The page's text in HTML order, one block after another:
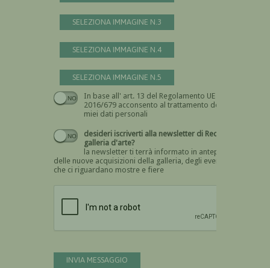
SELEZIONA IMMAGINE N.3
SELEZIONA IMMAGINE N.4
SELEZIONA IMMAGINE N.5
In base all' art. 13 del Regolamento UE n.
2016/679 acconsento al trattamento dei
miei dati personali
Devi dare il consenso
desideri iscriverti alla newsletter di Recta
galleria d'arte?
la newsletter ti terrà informato in anteprima
delle nuove acquisizioni della galleria, degli eventi
che ci riguardano mostre e fiere
INVIA MESSAGGIO